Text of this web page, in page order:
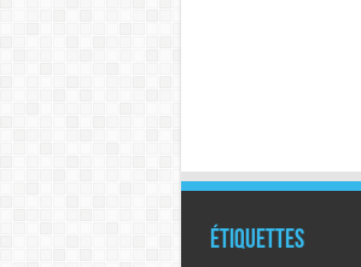
Étiquettes